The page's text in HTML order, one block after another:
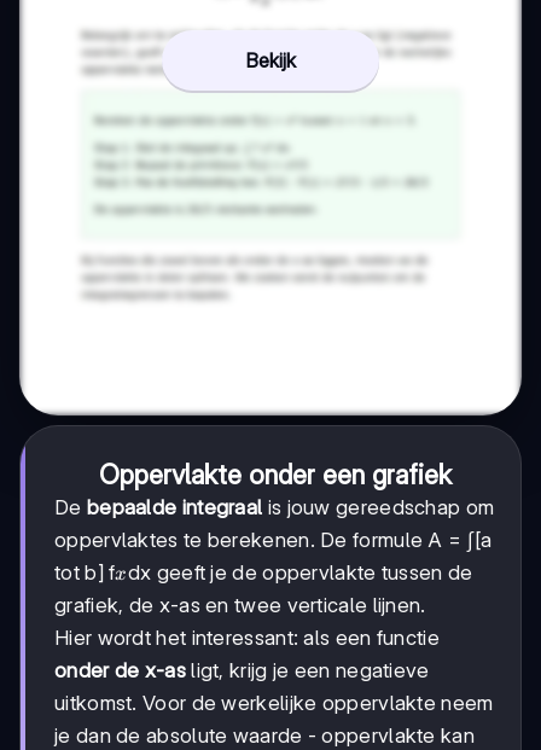
Bekijk
Oppervlakte onder een grafiek
De bepaalde integraal is jouw gereedschap om
oppervlaktes te berekenen. De formule A = ∫[a
tot b] fx
xdx geeft je de oppervlakte tussen de
grafiek, de x-as en twee verticale lijnen.
Hier wordt het interessant: als een functie
onder de x-asligt, krijg je een negatieve
uitkomst. Voor de werkelijke oppervlakte neem
je dan de absolute waarde - oppervlakte kan